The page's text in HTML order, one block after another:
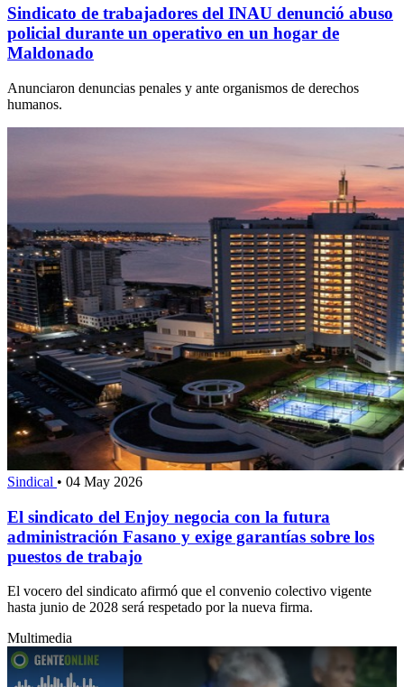
Sindicato de trabajadores del INAU denunció abuso
policial durante un operativo en un hogar de
Maldonado
Anunciaron denuncias penales y ante organismos de derechos
humanos.
Sindical • 04 May 2026
El sindicato del Enjoy negocia con la futura
administración Fasano y exige garantías sobre los
puestos de trabajo
El vocero del sindicato afirmó que el convenio colectivo vigente
hasta junio de 2028 será respetado por la nueva firma.
Multimedia